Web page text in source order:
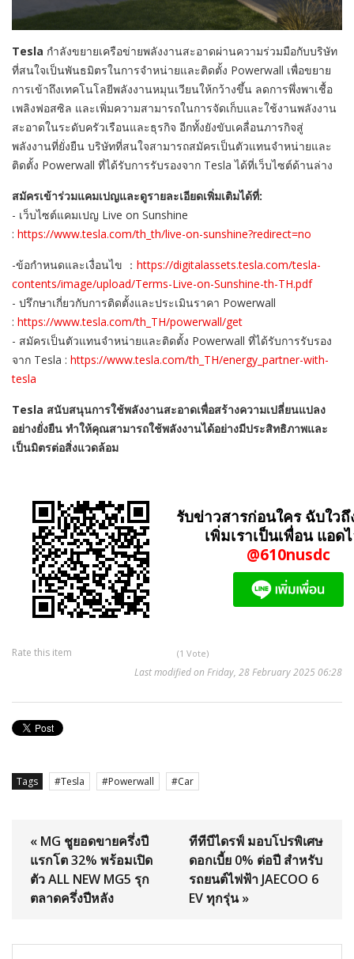
Tesla กำลังขยายเครือข่ายพลังงานสะอาดผ่านความร่วมมือกับบริษัท
ที่สนใจเป็นพันธมิตรในการจำหน่ายและติดตั้ง Powerwall เพื่อขยาย
การเข้าถึงเทคโนโลยีพลังงานหมุนเวียนให้กว้างขึ้น ลดการพึ่งพาเชื้อ
เพลิงฟอสซิล และเพิ่มความสามารถในการจัดเก็บและใช้งานพลังงาน
สะอาดในระดับครัวเรือนและธุรกิจ อีกทั้งยังขับเคลื่อนภารกิจสู่
พลังงานที่ยั่งยืน บริษัทที่สนใจสามารถสมัครเป็นตัวแทนจำหน่ายและ
ติดตั้ง Powerwall ที่ได้รับการรับรองจาก Teslaได้ที่เว็บไซต์ด้านล่าง
สมัครเข้าร่วมแคมเปญและดูรายละเอียดเพิ่มเติมได้ที่:
- เว็บไซต์แคมเปญ Live on Sunshine
: https://www.tesla.com/th_th/live-on-sunshine?redirect=no
-ข้อกำหนดและเงื่อนไข ： https://digitalassets.tesla.com/tesla-
contents/image/upload/Terms-Live-on-Sunshine-th-TH.pdf
- ปรึกษาเกี่ยวกับการติดตั้งและประเมินราคา Powerwall
: https://www.tesla.com/th_TH/powerwall/get
- สมัครเป็นตัวแทนจำหน่ายและติดตั้ง Powerwall ที่ได้รับการรับรอง
จาก Tesla : https://www.tesla.com/th_TH/energy_partner-with-
tesla
Tesla สนับสนุนการใช้พลังงานสะอาดเพื่อสร้างความเปลี่ยนแปลง
อย่างยั่งยืน ทำให้คุณสามารถใช้พลังงานได้อย่างมีประสิทธิภาพและ
เป็นมิตรต่อสิ่งแวดล้อม
รับข่าวสารก่อนใคร ฉับใว
เพิ่มเราเป็นเพื่อน แอด
@610nusdc
Rate this item (1 Vote)
Last modified on Friday, 28 February 2025 06:28
Tags Tesla Powerwall Car
« MG ชูยอดขายครึ่งปี
แรกโต 32% พร้อมเปิด
ตัว ALL NEW MG5 รุก
ตลาดครึ่งปีหลัง
ทีทีบีไดรฟ์ มอบโปรพิเศษ
ดอกเบี้ย 0% ต่อปี สำหรับ
รถยนต์ไฟฟ้า JAECOO 6
EV ทุกรุ่น »